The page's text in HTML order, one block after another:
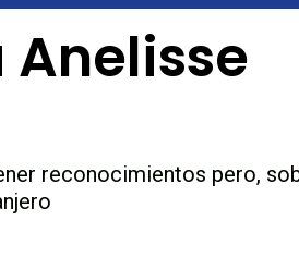
reconocimientos pero,